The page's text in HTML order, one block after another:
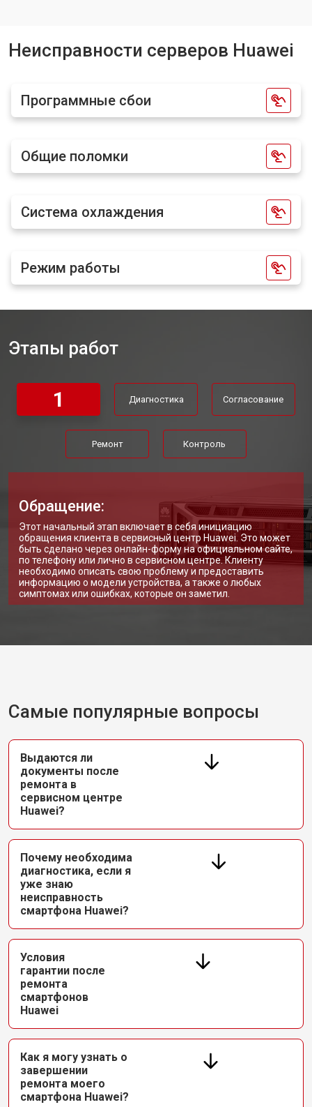
Неисправности серверов Huawei
Программные сбои
Общие поломки
Система охлаждения
Режим работы
Этапы работ
1 Диагностика Согласование
Ремонт Контроль
Обращение:
Этот начальный этап включает в себя инициацию
обращения клиента в сервисный центр Huawei. Это может
быть сделано через онлайн-форму на официальном сайте,
по телефону или лично в сервисном центре. Клиенту
необходимо описать свою проблему и предоставить
информацию о модели устройства, а также о любых
симптомах или ошибках, которые он заметил.
Самые популярные вопросы
Выдаются ли
документы после
ремонта в
сервисном центре
Huawei?
Почему необходима
диагностика, если я
уже знаю
неисправность
смартфона Huawei?
Условия
гарантии после
ремонта
смартфонов
Huawei
Как я могу узнать о
завершении
ремонта моего
смартфона Huawei?